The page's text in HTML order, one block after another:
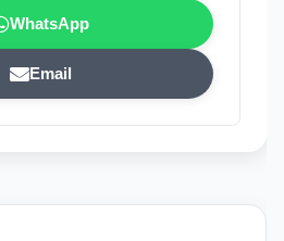
WhatsApp
Email